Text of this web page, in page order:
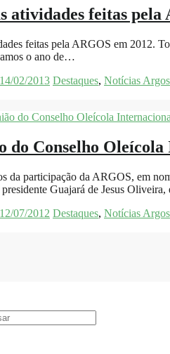
atividades feitas pela
feitas pela ARGOS em 2012.
o ano de…
14/02/2013 Destaques, Notícias Argos
do Conselho
da participação da ARGOS, em
Guajará de Jesus
12/07/2012 Destaques, Notícias Argos